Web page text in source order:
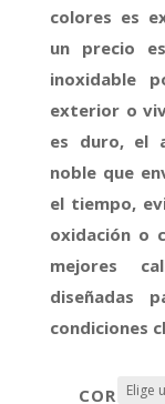
colores es
un precio
inoxidable
exterior o
es duro, el
noble que
el tiempo,
oxidación o
mejores
diseñadas
condiciones
COR